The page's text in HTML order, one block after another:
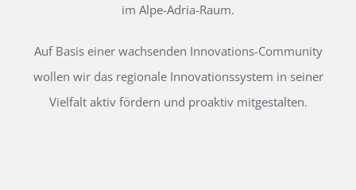
im Alpe-Adria-Raum.
Auf Basis einer wachsenden Innovations-Community
wollen wir das regionale Innovationssystem in seiner
Vielfalt aktiv fördern und proaktiv mitgestalten.